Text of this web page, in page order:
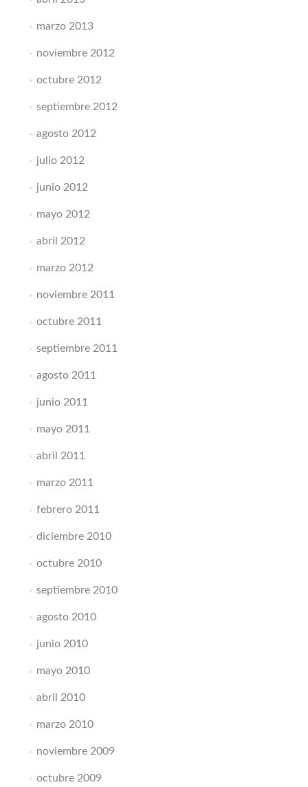
marzo 2013
noviembre 2012
octubre 2012
septiembre 2012
agosto 2012
julio 2012
junio 2012
mayo 2012
abril 2012
marzo 2012
noviembre 2011
octubre 2011
septiembre 2011
agosto 2011
junio 2011
mayo 2011
abril 2011
marzo 2011
febrero 2011
diciembre 2010
octubre 2010
septiembre 2010
agosto 2010
junio 2010
mayo 2010
abril 2010
marzo 2010
noviembre 2009
octubre 2009